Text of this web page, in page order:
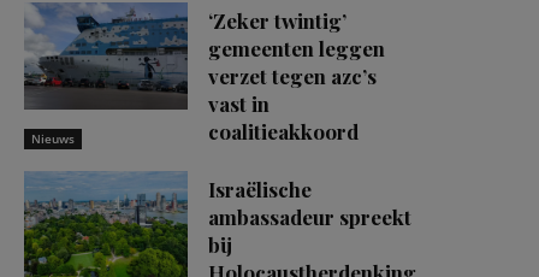
Nieuws
‘Zeker twintig’
gemeenten leggen
verzet tegen azc’s
vast in
coalitieakkoord
Israëlische
ambassadeur spreekt
bij
Holocaustherdenking